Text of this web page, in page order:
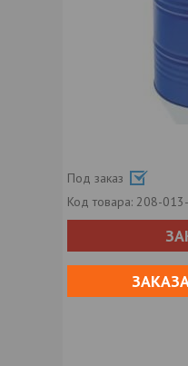
Под заказ
Код товара: 208-